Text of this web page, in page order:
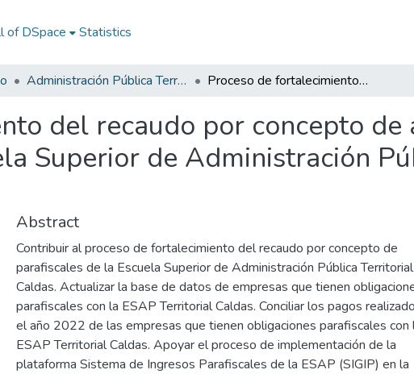
of DSpace Statistics
Administración Pública Territorial (APT) Proceso de fortalecimiento del recaudo por concepto de aportes parafiscales en la Escuela Superior de Administración Pública, Territorial Caldas
del recaudo por concepto de
Superior de Administración
Abstract
Contribuir al proceso de fortalecimiento del recaudo por concepto de
parafiscales de la Escuela Superior de Administración Pública Territorial
Caldas. Actualizar la base de datos de empresas que tienen
parafiscales con la ESAP Territorial Caldas. Conciliar los pagos
el año 2022 de las empresas que tienen obligaciones parafiscales con
ESAP Territorial Caldas. Apoyar el proceso de implementación de la
plataforma Sistema de Ingresos Parafiscales de la ESAP (SIGIP) en la